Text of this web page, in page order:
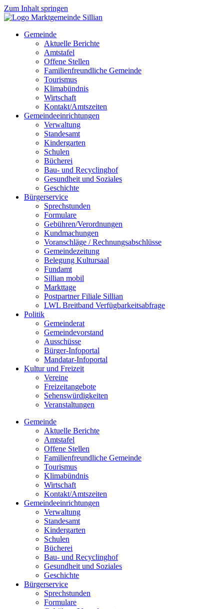
Zum Inhalt springen
Gemeinde
Aktuelle Berichte
Amtstafel
Offene Stellen
Familienfreundliche Gemeinde
Tourismus
Klimabündnis
Wirtschaft
Kontakt/Amtszeiten
Gemeindeeinrichtungen
Verwaltung
Standesamt
Kindergarten
Schulen
Bücherei
Bau- und Recyclinghof
Gesundheit und Soziales
Geschichte
Bürgerservice
Sprechstunden
Formulare
Gebühren/Verordnungen
Kundmachungen
Voranschläge / Rechnungsabschlüsse
Gemeindezeitung
Belegung Kultursaal
Fundamt
Sillian mobil
Markttage
Postpartner Filiale Sillian
LWL Breitband Verfügbarkeitsabfrage
Politik
Gemeinderat
Gemeindevorstand
Ausschüsse
Bürger-Infoportal
Mandatar-Infoportal
Kultur und Freizeit
Vereine
Freizeitangebote
Sehenswürdigkeiten
Veranstaltungen
Gemeinde
Aktuelle Berichte
Amtstafel
Offene Stellen
Familienfreundliche Gemeinde
Tourismus
Klimabündnis
Wirtschaft
Kontakt/Amtszeiten
Gemeindeeinrichtungen
Verwaltung
Standesamt
Kindergarten
Schulen
Bücherei
Bau- und Recyclinghof
Gesundheit und Soziales
Geschichte
Bürgerservice
Sprechstunden
Formulare